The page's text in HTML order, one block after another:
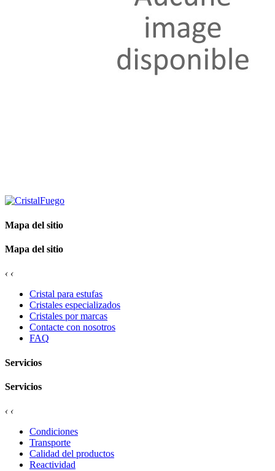
Mapa del sitio
Mapa del sitio
‹ ‹
Cristal para estufas
Cristales especializados
Cristales por marcas
Contacte con nosotros
FAQ
Servicios
Servicios
‹ ‹
Condiciones
Transporte
Calidad del productos
Reactividad